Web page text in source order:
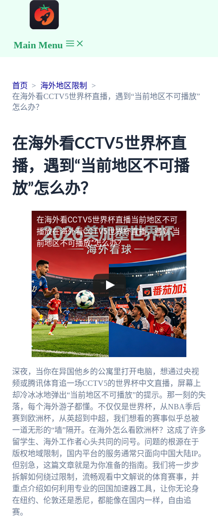
Main Menu
首页
海外地区限制
在海外看CCTV5世界杯直播，遇到“当前地区不可播放”
怎么办？
在海外看CCTV5世界杯直
播，遇到“当前地区不可播
放”怎么办？
在海外看CCTV5世界杯直播当前地区不可
播放在海外看CCTV5世界杯直播，遇到“当
前地区不可播放”怎么办？
深夜，当你在异国他乡的公寓里打开电脑，想通过央视
频或腾讯体育追一场CCTV5的世界杯中文直播，屏幕上
却冷冰冰地弹出“当前地区不可播放”的提示。那一刻的失
落，每个海外游子都懂。不仅仅是世界杯，从NBA季后
赛到欧洲杯，从英超到中超，我们想看的赛事似乎总被
一道无形的“墙”隔开。在海外怎么看欧洲杯？这成了许多
留学生、海外工作者心头共同的问号。问题的根源在于
版权地域限制，国内平台的服务通常只面向中国大陆IP。
但别急，这篇文章就是为你准备的指南。我们将一步步
拆解如何绕过限制，流畅观看中文解说的体育赛事，并
重点介绍如何利用专业的回国加速器工具，让你无论身
在纽约、伦敦还是悉尼，都能像在国内一样，自由追
赛。